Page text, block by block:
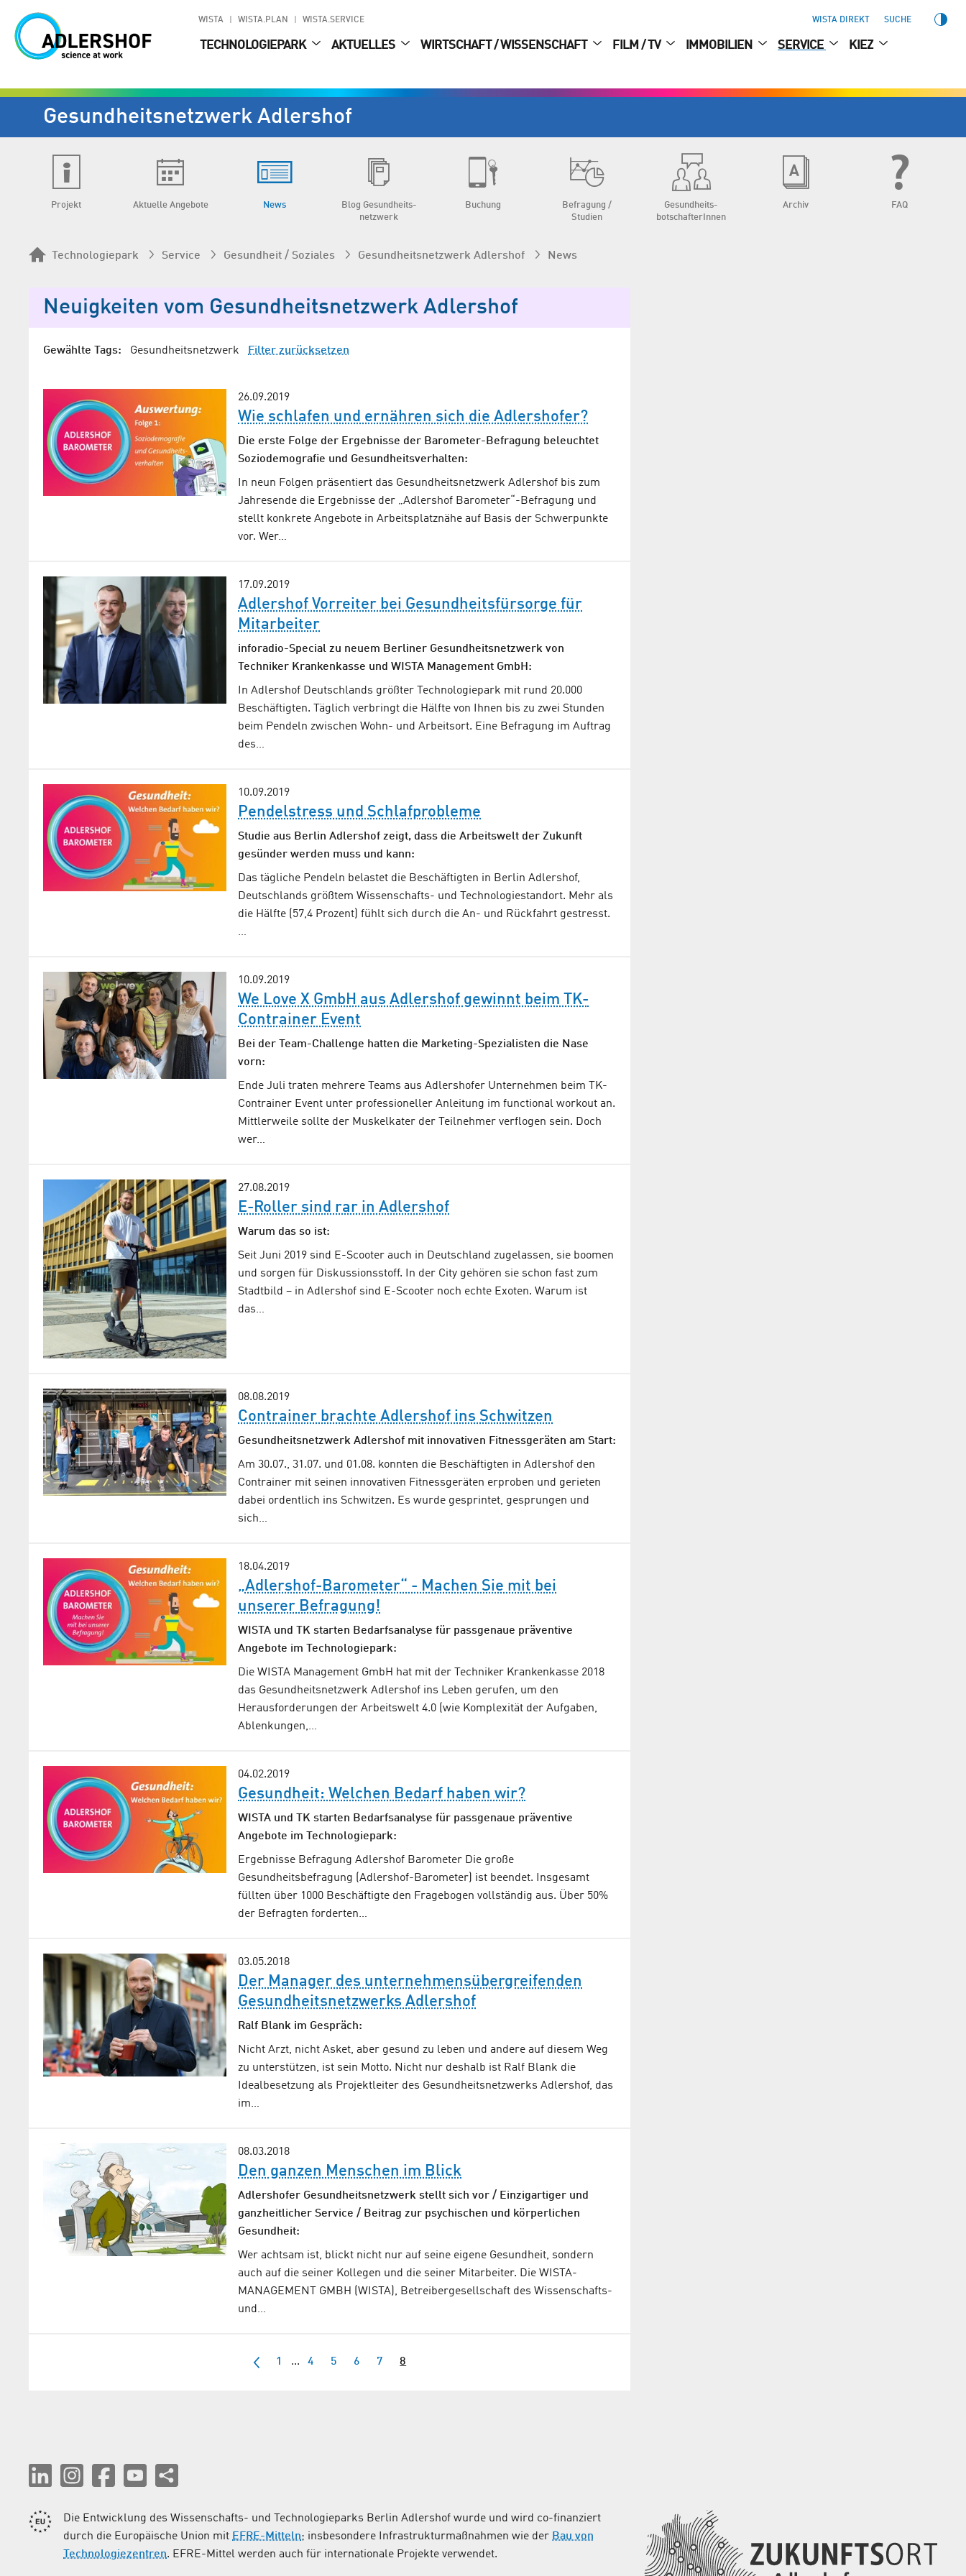
WISTA WISTA.PLAN WISTA.SERVICE WISTA DIREKT SUCHE
TECHNOLOGIEPARK AKTUELLES WIRTSCHAFT / WISSENSCHAFT FILM / TV IMMOBILIEN SERVICE KIEZ
Gesundheits­netzwerk Adlershof
Projekt Aktuelle Angebote News
Blog Gesundheits­
netzwerk
Buchung
Befragung /
Studien
Gesundheits­
botschafterInnen
Archiv FAQ
Technologiepark Service Gesundheit / Soziales Gesundheits­netzwerk Adlershof News
Neuigkeiten vom Gesundheitsnetzwerk Adlershof
Gewählte Tags: Gesundheitsnetzwerk Filter zurücksetzen
26.09.2019
Wie schlafen und ernähren sich die Adlershofer?
Die erste Folge der Ergebnisse der Barometer-Befragung beleuchtet
Soziodemografie und Gesundheitsverhalten:
In neun Folgen präsentiert das Gesundheitsnetzwerk Adlershof bis zum
Jahresende die Ergebnisse der „Adlershof Barometer“-Befragung und
stellt konkrete Angebote in Arbeitsplatznähe auf Basis der Schwerpunkte
vor. Wer…
17.09.2019
Adlershof Vorreiter bei Gesundheitsfürsorge für
Mitarbeiter
inforadio-Special zu neuem Berliner Gesundheitsnetzwerk von
Techniker Krankenkasse und WISTA Management GmbH:
In Adlershof Deutschlands größter Technologiepark mit rund 20.000
Beschäftigten. Täglich verbringt die Hälfte von Ihnen bis zu zwei Stunden
beim Pendeln zwischen Wohn- und Arbeitsort. Eine Befragung im Auftrag
des…
10.09.2019
Pendelstress und Schlafprobleme
Studie aus Berlin Adlershof zeigt, dass die Arbeitswelt der Zukunft
gesünder werden muss und kann:
Das tägliche Pendeln belastet die Beschäftigten in Berlin Adlershof,
Deutschlands größtem Wissenschafts- und Technologiestandort. Mehr als
die Hälfte (57,4 Prozent) fühlt sich durch die An- und Rückfahrt gestresst.
…
10.09.2019
We Love X GmbH aus Adlershof gewinnt beim TK-
Contrainer Event
Bei der Team-Challenge hatten die Marketing-Spezialisten die Nase
vorn:
Ende Juli traten mehrere Teams aus Adlershofer Unternehmen beim TK-
Contrainer Event unter professioneller Anleitung im functional workout an.
Mittlerweile sollte der Muskelkater der Teilnehmer verflogen sein. Doch
wer…
27.08.2019
E-Roller sind rar in Adlershof
Warum das so ist:
Seit Juni 2019 sind E-Scooter auch in Deutschland zugelassen, sie boomen
und sorgen für Diskussionsstoff. In der City gehören sie schon fast zum
Stadtbild – in Adlershof sind E-Scooter noch echte Exoten. Warum ist
das…
08.08.2019
Contrainer brachte Adlershof ins Schwitzen
Gesundheitsnetzwerk Adlershof mit innovativen Fitnessgeräten am Start:
Am 30.07., 31.07. und 01.08. konnten die Beschäftigten in Adlershof den
Contrainer mit seinen innovativen Fitnessgeräten erproben und gerieten
dabei ordentlich ins Schwitzen. Es wurde gesprintet, gesprungen und
sich…
18.04.2019
„Adlershof-Barometer“ - Machen Sie mit bei
unserer Befragung!
WISTA und TK starten Bedarfsanalyse für passgenaue präventive
Angebote im Technologiepark:
Die WISTA Management GmbH hat mit der Techniker Krankenkasse 2018
das Gesundheitsnetzwerk Adlershof ins Leben gerufen, um den
Herausforderungen der Arbeitswelt 4.0 (wie Komplexität der Aufgaben,
Ablenkungen,…
04.02.2019
Gesundheit: Welchen Bedarf haben wir?
WISTA und TK starten Bedarfsanalyse für passgenaue präventive
Angebote im Technologiepark:
Ergebnisse Befragung Adlershof Barometer Die große
Gesundheitsbefragung (Adlershof-Barometer) ist beendet. Insgesamt
füllten über 1000 Beschäftigte den Fragebogen vollständig aus. Über 50%
der Befragten forderten…
03.05.2018
Der Manager des unternehmens­übergreifenden
Gesundheits­netzwerks Adlershof
Ralf Blank im Gespräch:
Nicht Arzt, nicht Asket, aber gesund zu leben und andere auf diesem Weg
zu unterstützen, ist sein Motto. Nicht nur deshalb ist Ralf Blank die
Idealbesetzung als Projektleiter des Gesundheitsnetzwerks Adlershof, das
im…
08.03.2018
Den ganzen Menschen im Blick
Adlershofer Gesundheits­netzwerk stellt sich vor / Einzigartiger und
ganzheitlicher Service / Beitrag zur psychischen und körperlichen
Gesundheit:
Wer achtsam ist, blickt nicht nur auf seine eigene Gesundheit, sondern
auch auf die seiner Kollegen und die seiner Mitarbeiter. Die WISTA-
MANAGEMENT GMBH (WISTA), Betreibergesellschaft des Wissenschafts-
und…
1 ... 4 5 6 7 8
Die Entwicklung des Wissenschafts- und Technologieparks Berlin Adlershof wurde und wird co-finanziert
durch die Europäische Union mit EFRE-Mitteln; insbesondere Infrastrukturmaßnahmen wie der Bau von
Technologiezentren. EFRE-Mittel werden auch für internationale Projekte verwendet.